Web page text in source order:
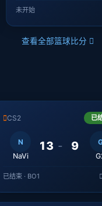
未开始
查看全部篮球比分
CS2 已
N
NaVi
13 - 9
已结束 · BO1